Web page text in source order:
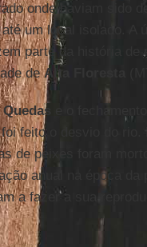
onde haviam sido
um local isolado. A
parte da história de
deAlta Floresta
e o
feito o desvio do
de peixes foram
anual na época da
a fazer a sua